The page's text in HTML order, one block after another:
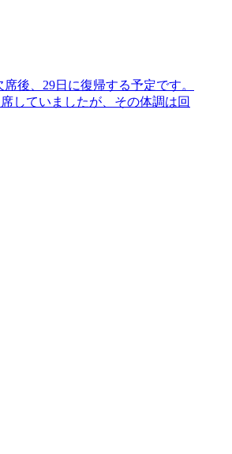
後、29日に復帰する予定です。
していましたが、その体調は回